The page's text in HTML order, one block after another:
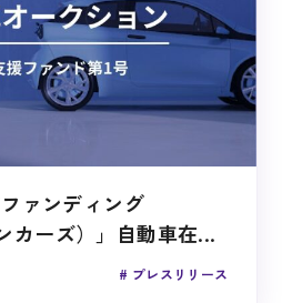
ァンディング
カーズ）」自動車在...
プレスリリース